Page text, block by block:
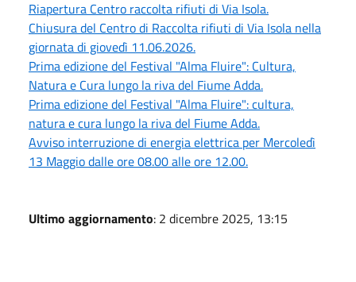
Riapertura Centro raccolta rifiuti di Via Isola.
Chiusura del Centro di Raccolta rifiuti di Via Isola nella
giornata di giovedì 11.06.2026.
Prima edizione del Festival "Alma Fluire": Cultura,
Natura e Cura lungo la riva del Fiume Adda.
Prima edizione del Festival "Alma Fluire": cultura,
natura e cura lungo la riva del Fiume Adda.
Avviso interruzione di energia elettrica per Mercoledì
13 Maggio dalle ore 08.00 alle ore 12.00.
Ultimo aggiornamento: 2 dicembre 2025, 13:15